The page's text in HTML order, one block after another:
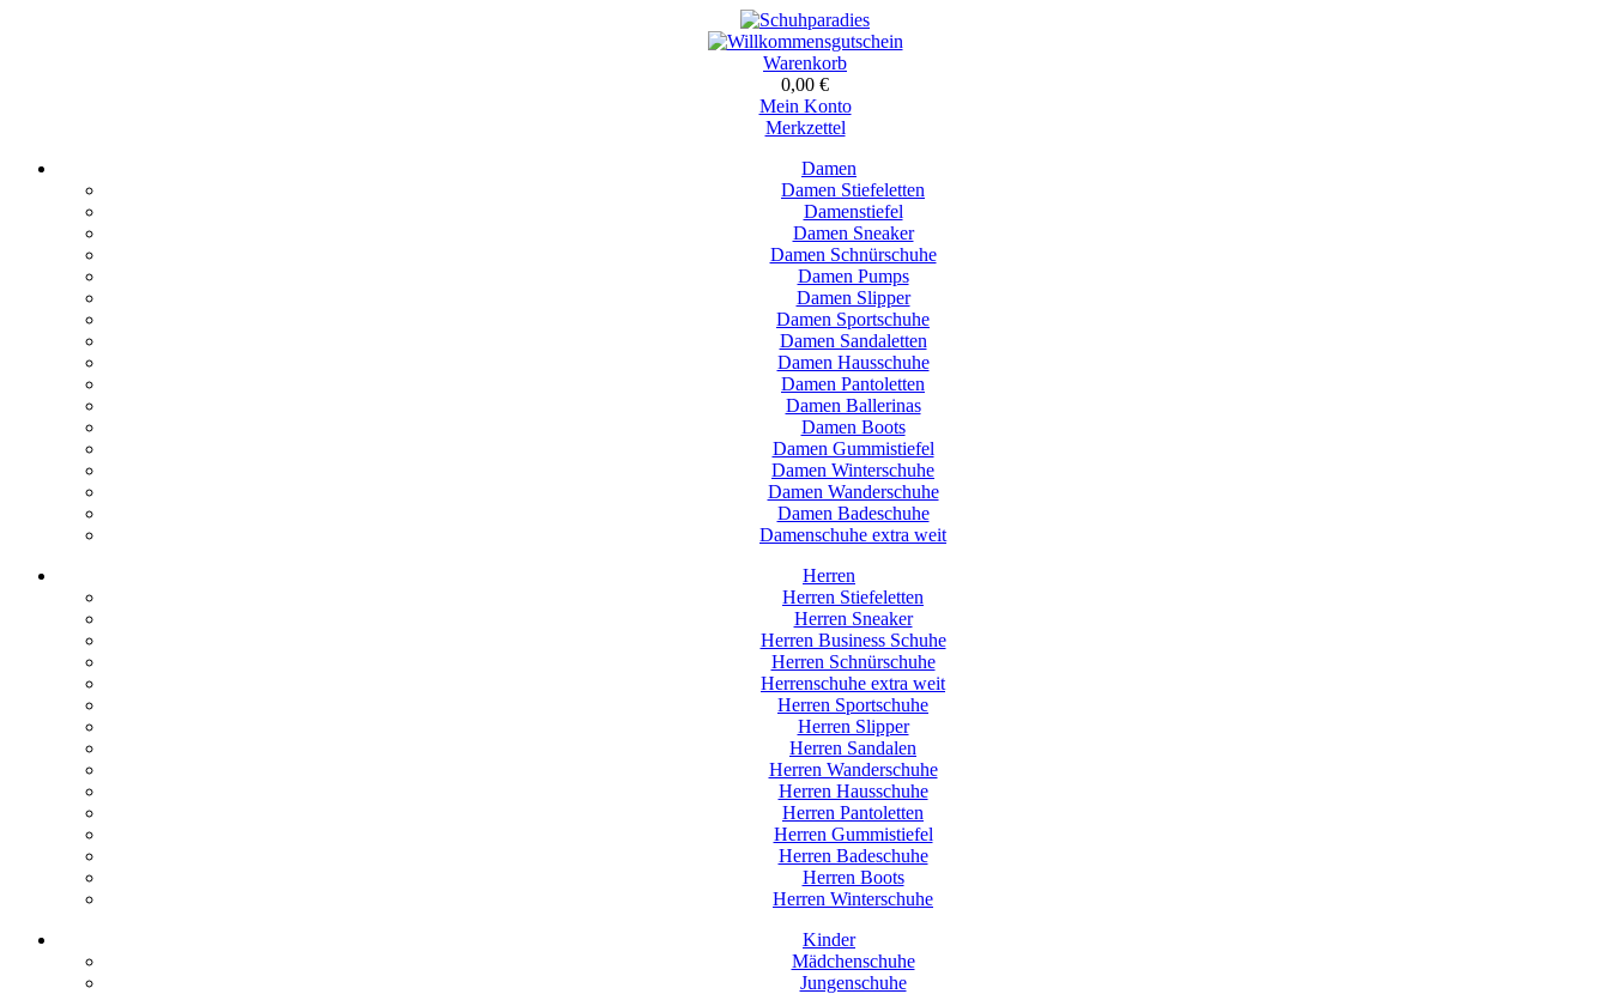
Warenkorb
0,00 €
Mein Konto
Merkzettel
Damen
Damen Stiefeletten
Damenstiefel
Damen Sneaker
Damen Schnürschuhe
Damen Pumps
Damen Slipper
Damen Sportschuhe
Damen Sandaletten
Damen Hausschuhe
Damen Pantoletten
Damen Ballerinas
Damen Boots
Damen Gummistiefel
Damen Winterschuhe
Damen Wanderschuhe
Damen Badeschuhe
Damenschuhe extra weit
Herren
Herren Stiefeletten
Herren Sneaker
Herren Business Schuhe
Herren Schnürschuhe
Herrenschuhe extra weit
Herren Sportschuhe
Herren Slipper
Herren Sandalen
Herren Wanderschuhe
Herren Hausschuhe
Herren Pantoletten
Herren Gummistiefel
Herren Badeschuhe
Herren Boots
Herren Winterschuhe
Kinder
Mädchenschuhe
Jungenschuhe